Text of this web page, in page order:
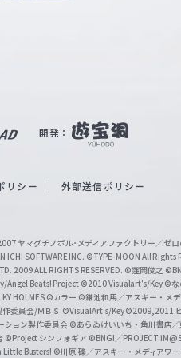
開発：
リシー 外部送信ポリシー
ヤマグチノボル･メディアファクトリー／ゼ
ICHI SOFTWARE INC. ©TYPE-MOON All Rights
2009 ALL RIGHTS RESERVED. ©窪岡俊之
Angel Beats! Project ©2010 Visualart's/Key ©な
HOLMES ©カラー ©鎌池和馬／アスキー・メ
委員会/ＭＢＳ ©VisualArt's/Key©2009,2011
ョン製作委員会 ©あらゐけいいち・角川書店
©Project シンフォギア ©BNGI／PROJECT
Busters! ©川原 礫／アスキー・メディアワ